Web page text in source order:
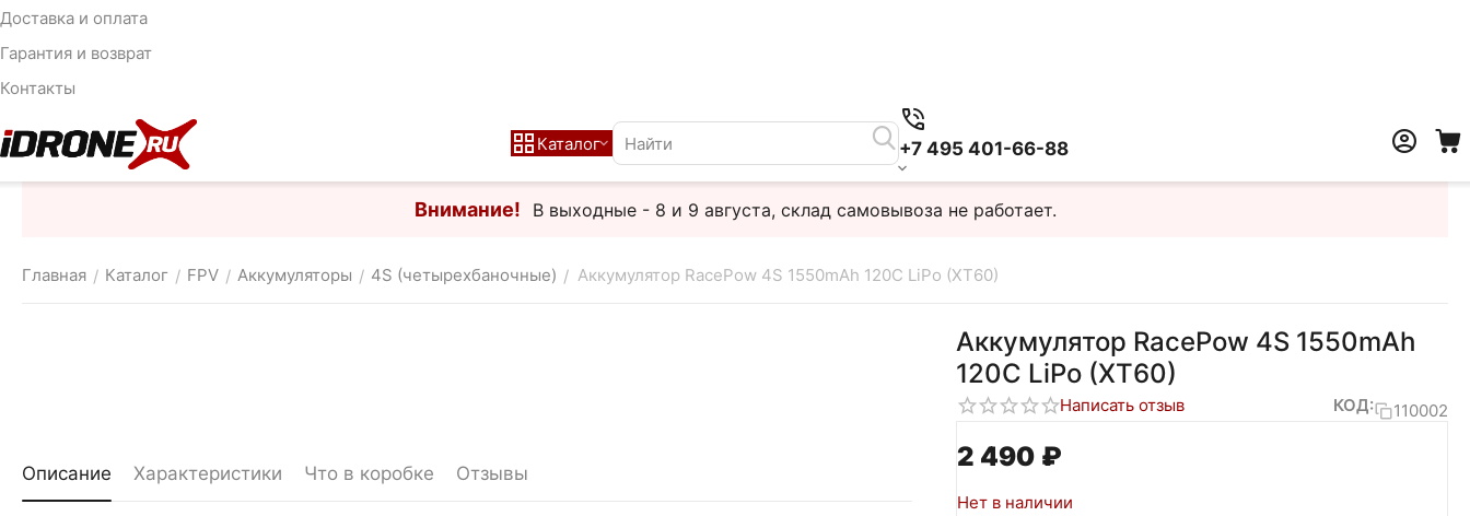
Доставка и оплата
Гарантия и возврат
Контакты
Каталог +7 495 401-66-88
Внимание! В выходные - 8 и 9 августа, склад самовывоза не работает.
Главная / Каталог / FPV / Аккумуляторы / 4S (четырехбаночные) / Аккумулятор RacePow 4S 1550mAh 120C LiPo (XT60)
Аккумулятор RacePow 4S 1550mAh
120C LiPo (XT60)
Написать отзыв КОД: 110002
2 490 ₽
Нет в наличии
Описание Характеристики Что в коробке Отзывы